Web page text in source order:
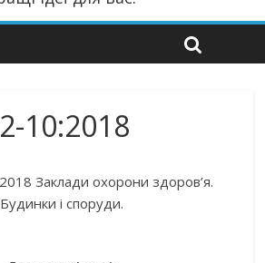
10:2018
Заклади охорони здоров’я.
Будинки і споруди.